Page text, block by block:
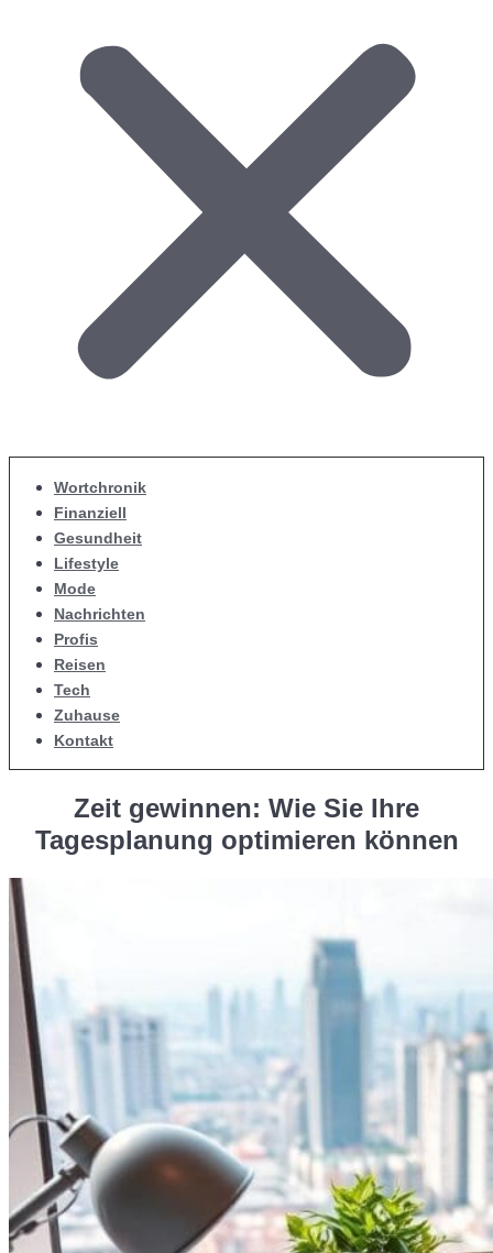
Wortchronik
Finanziell
Gesundheit
Lifestyle
Mode
Nachrichten
Profis
Reisen
Tech
Zuhause
Kontakt
Zeit gewinnen: Wie Sie Ihre
Tagesplanung optimieren können